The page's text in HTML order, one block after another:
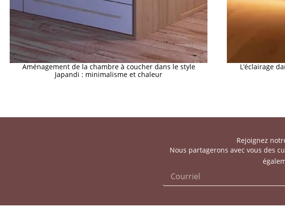
Aménagement de la chambre à coucher dans le style
Japandi : minimalisme et chaleur
L’éclairage
Rejoignez
Nous partagerons avec vous des